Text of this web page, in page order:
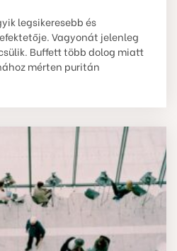
legsikeresebb és
Vagyonát jelenleg
Buffett több dolog miatt
mérten puritán